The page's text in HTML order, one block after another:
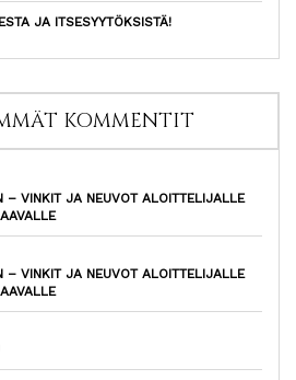
JA ITSESYYTÖKSISTÄ!
KOMMENTIT
– VINKIT JA NEUVOT ALOITTELIJALLE
– VINKIT JA NEUVOT ALOITTELIJALLE